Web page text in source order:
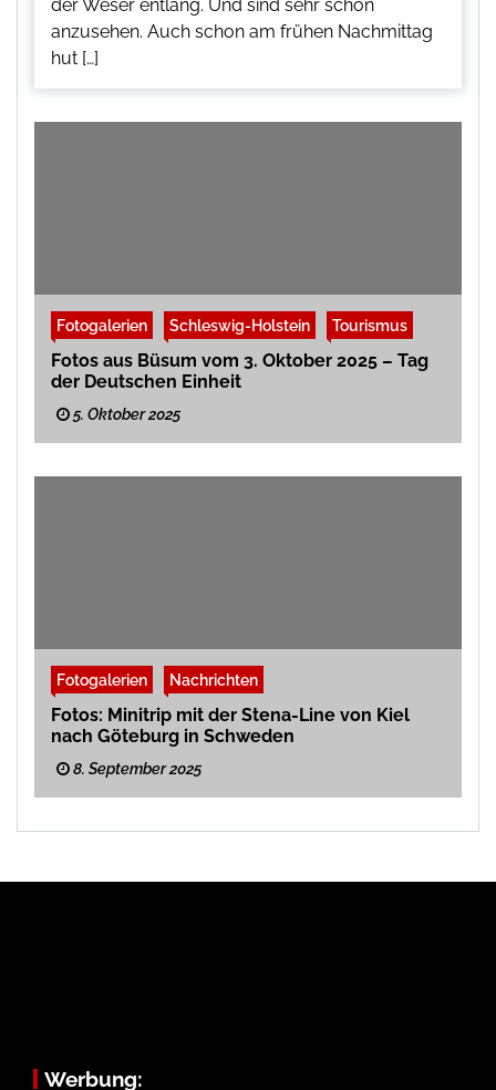
der Weser entlang. Und sind sehr schön
anzusehen. Auch schon am frühen Nachmittag
hut […]
Fotogalerien Schleswig-Holstein Tourismus
Fotos aus Büsum vom 3. Oktober 2025 – Tag
der Deutschen Einheit
5. Oktober 2025
Fotogalerien Nachrichten
Fotos: Minitrip mit der Stena-Line von Kiel
nach Göteburg in Schweden
8. September 2025
Werbung: